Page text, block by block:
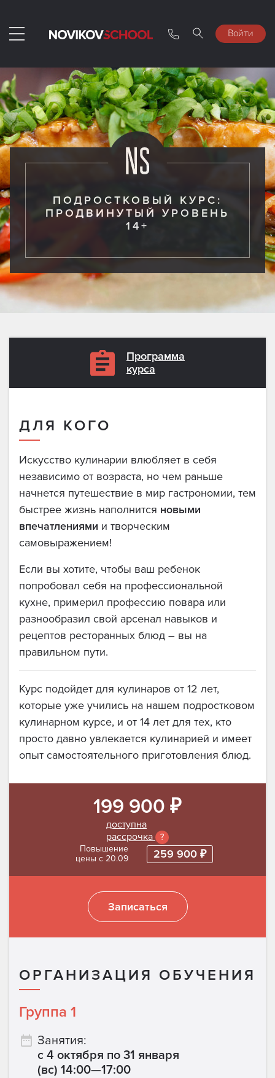
Войти
ПОДРОСТКОВЫЙ КУРС:
ПРОДВИНУТЫЙ УРОВЕНЬ
14+
Программа
курса
ДЛЯ КОГО
Искусство кулинарии влюбляет в себя
независимо от возраста, но чем раньше
начнется путешествие в мир гастрономии, тем
быстрее жизнь наполнится новыми
впечатлениями и творческим
самовыражением!
Если вы хотите, чтобы ваш ребенок
попробовал себя на профессиональной
кухне, примерил профессию повара или
разнообразил свой арсенал навыков и
рецептов ресторанных блюд – вы на
правильном пути.
Курс подойдет для кулинаров от 12 лет,
которые уже учились на нашем подростковом
кулинарном курсе, и от 14 лет для тех, кто
просто давно увлекается кулинарией и имеет
опыт самостоятельного приготовления блюд.
199 900 ₽
доступна
рассрочка
?
Повышение
цены с 20.09
259 900 ₽
Записаться
ОРГАНИЗАЦИЯ ОБУЧЕНИЯ
Группа 1
Занятия:
с 4 октября по 31 января
(вс) 14:00—17:00